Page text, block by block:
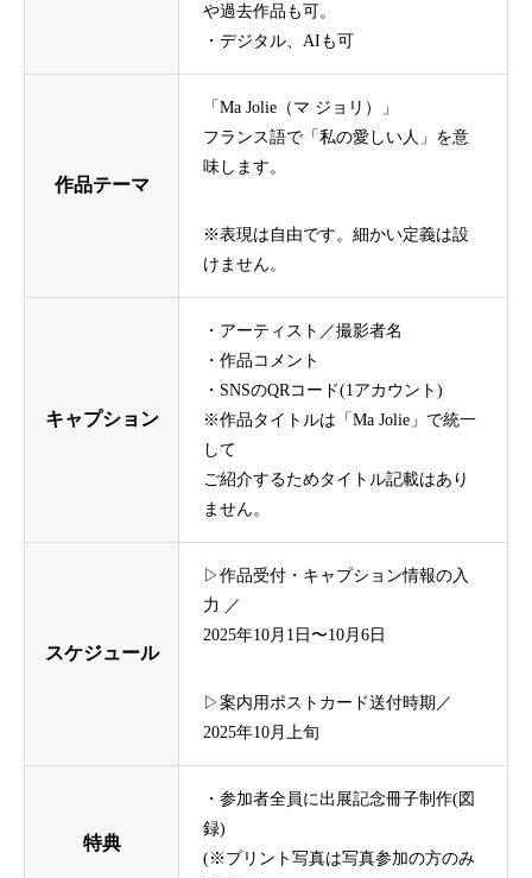
や過去作品も可。
・デジタル、AIも可
作品テーマ
「Ma Jolie（マ ジョリ）」
フランス語で「私の愛しい人」を意
味します。
※表現は自由です。細かい定義は設
けません。
キャプション
・アーティスト／撮影者名
・作品コメント
・SNSのQRコード(1アカウント)
※作品タイトルは「Ma Jolie」で統一
して
ご紹介するためタイトル記載はあり
ません。
スケジュール
▷作品受付・キャプション情報の入
力 ／
2025年10月1日〜10月6日
▷案内用ポストカード送付時期／
2025年10月上旬
特典
・参加者全員に出展記念冊子制作(図
録)
(※プリント写真は写真参加の方のみ